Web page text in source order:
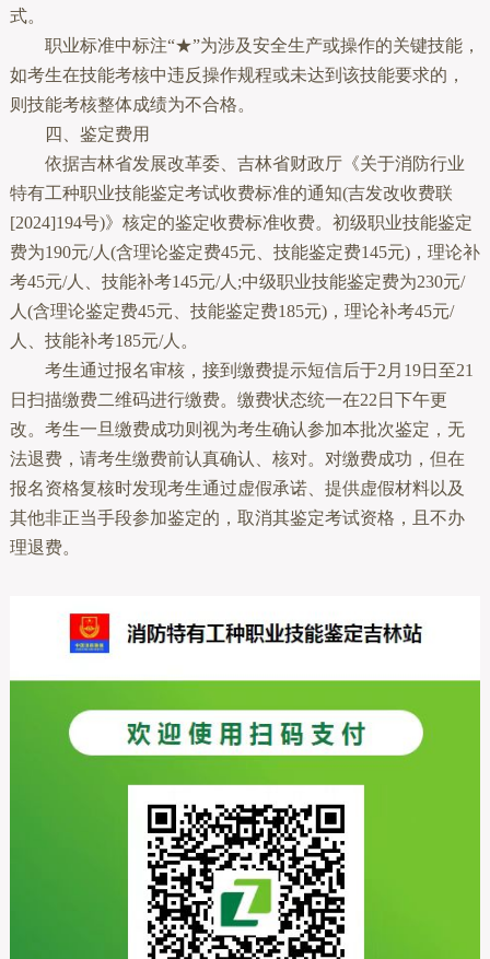
式。
职业标准中标注“★”为涉及安全生产或操作的关键技能，
如考生在技能考核中违反操作规程或未达到该技能要求的，
则技能考核整体成绩为不合格。
四、鉴定费用
依据吉林省发展改革委、吉林省财政厅《关于消防行业
特有工种职业技能鉴定考试收费标准的通知(吉发改收费联
[2024]194号)》核定的鉴定收费标准收费。初级职业技能鉴定
费为190元/人(含理论鉴定费45元、技能鉴定费145元)，理论补
考45元/人、技能补考145元/人;中级职业技能鉴定费为230元/
人(含理论鉴定费45元、技能鉴定费185元)，理论补考45元/
人、技能补考185元/人。
考生通过报名审核，接到缴费提示短信后于2月19日至21
日扫描缴费二维码进行缴费。缴费状态统一在22日下午更
改。考生一旦缴费成功则视为考生确认参加本批次鉴定，无
法退费，请考生缴费前认真确认、核对。对缴费成功，但在
报名资格复核时发现考生通过虚假承诺、提供虚假材料以及
其他非正当手段参加鉴定的，取消其鉴定考试资格，且不办
理退费。